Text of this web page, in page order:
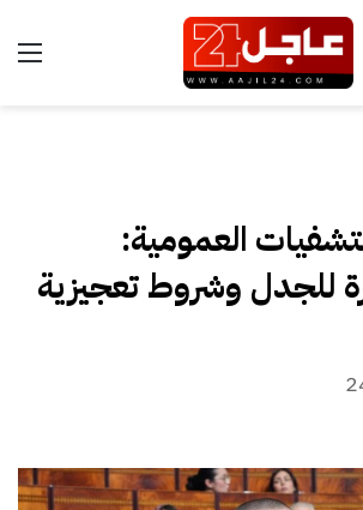
العمومية:
للجدل وشروط تعجيزية